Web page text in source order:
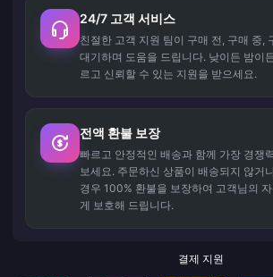
24/7 고객 서비스
친절한 고객 지원 팀이 구매 전, 구매 중,
대기하며 도움을 드립니다. 낮이든 밤이
르고 신뢰할 수 있는 지원을 받으세요.
전액 환불 보장
빠르고 안정적인 배송과 함께 가장 경쟁
보세요. 주문하신 상품이 배송되지 않거
경우 100% 환불을 보장하여 고객님의
게 보호해 드립니다.
결제 지원